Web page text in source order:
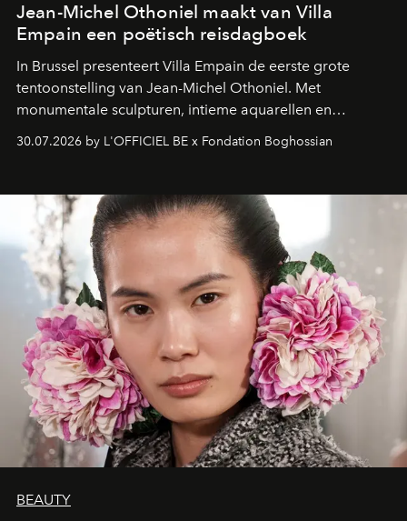
Jean-Michel Othoniel maakt van Villa
Empain een poëtisch reisdagboek
In Brussel presenteert Villa Empain de eerste grote
tentoonstelling van Jean-Michel Othoniel. Met
monumentale sculpturen, intieme aquarellen en
fonkelend Murano-glas creëert de Franse kunstenaar
een emotionele reis waarin elk werk de herinnering
moment van verwondering.
30.07.2026 by L'OFFICIEL BE x Fondation Boghossian
BEAUTY